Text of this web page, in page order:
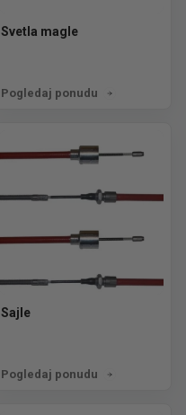
Svetla magle
Pogledaj ponudu
Sajle
Pogledaj ponudu